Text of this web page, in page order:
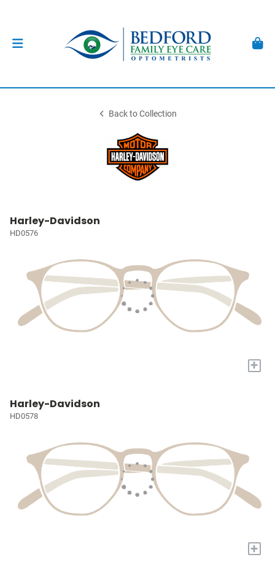
Back to Collection
Harley-Davidson
HD0576
+
Harley-Davidson
HD0578
+